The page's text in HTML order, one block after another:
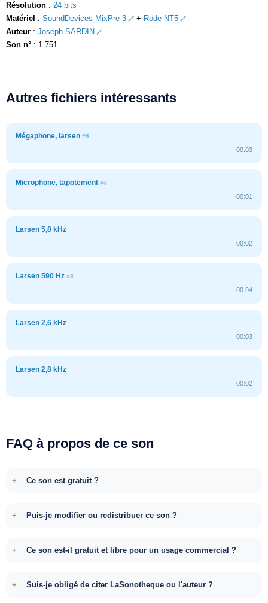
Résolution : 24 bits
Matériel : SoundDevices MixPre-3 + Rode NT5
Auteur : Joseph SARDIN
Son n° : 1 751
Autres fichiers intéressants
Mégaphone, larsen #5
00:03
Microphone, tapotement #4
00:01
Larsen 5,8 kHz
00:02
Larsen 590 Hz #8
00:04
Larsen 2,6 kHz
00:03
Larsen 2,8 kHz
00:02
FAQ à propos de ce son
Ce son est gratuit ?
Puis-je modifier ou redistribuer ce son ?
Ce son est-il gratuit et libre pour un usage commercial ?
Suis-je obligé de citer LaSonotheque ou l'auteur ?